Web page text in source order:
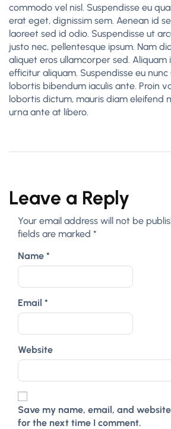
commodo vel nisl. Suspendisse eu
erat eget, dignissim sem. Aenean id
laoreet sed id odio. Suspendisse ut
justo nec, pellentesque ipsum. Nam
aliquet eros ullamcorper sed. Aliquam
efficitur aliquam. Suspendisse eu
lobortis bibendum iaculis ante. Proin
lobortis dictum, mauris diam eleifend
urna ante at libero.
Leave a Reply
Your email address will not be
fields are marked *
Name *
Email *
Website
Save my name, email, and
for the next time I comment.